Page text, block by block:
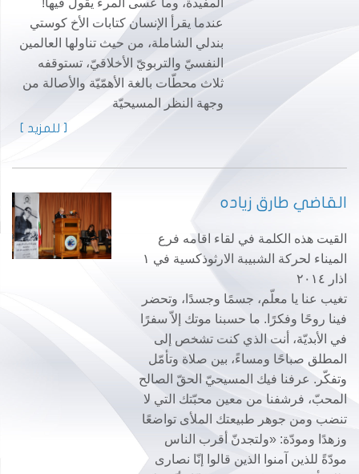
المفيدة، وما عسى المرء يقول فيها!
عندما يقرأ الإنسان كتابات الأخ كوستي
بندلي الشاملة، من حيث تناولها العالمين
النفسيّ والتربويّ الأخلاقيّ، تستوقفه
ثلاث محطّات بالغة الأهمّيّة والأصالة من
وجهة النظر المسيحيّة
[ للمزيد ]
القاضي طارق زياده
القيت هذه الكلمة في لقاء اقامه فرع
الميناء لحركة الشبيبة الارثوذكسية في ١
اذار ٢٠١٤
تغيب عنا يا معلّم، جسمًا وجسدًا، وتحضر
فينا روحًا وفكرًا. ما حسبنا موتك إلاّ سفرًا
في الأبديّة، أنت الذي كنت تشخص إلى
المطلق صباحًا ومساءً، بين صلاة وتأمّل
وتفكّر. عرفنا فيك المسيحيّ الحقّ الصالح
المحبّ، فرشفنا من معين محبّتك التي لا
تنضب ومن جوهر طبيعتك الملأى تواضعًا
وزهدًا ومودّة: «ولتجدنّ أقرب الناس
مودّةً للذين آمنوا الذين قالوا إنّا نصارى